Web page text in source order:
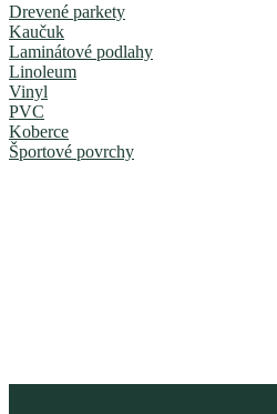
Drevené parkety
Kaučuk
Laminátové podlahy
Linoleum
Vinyl
PVC
Koberce
Športové povrchy